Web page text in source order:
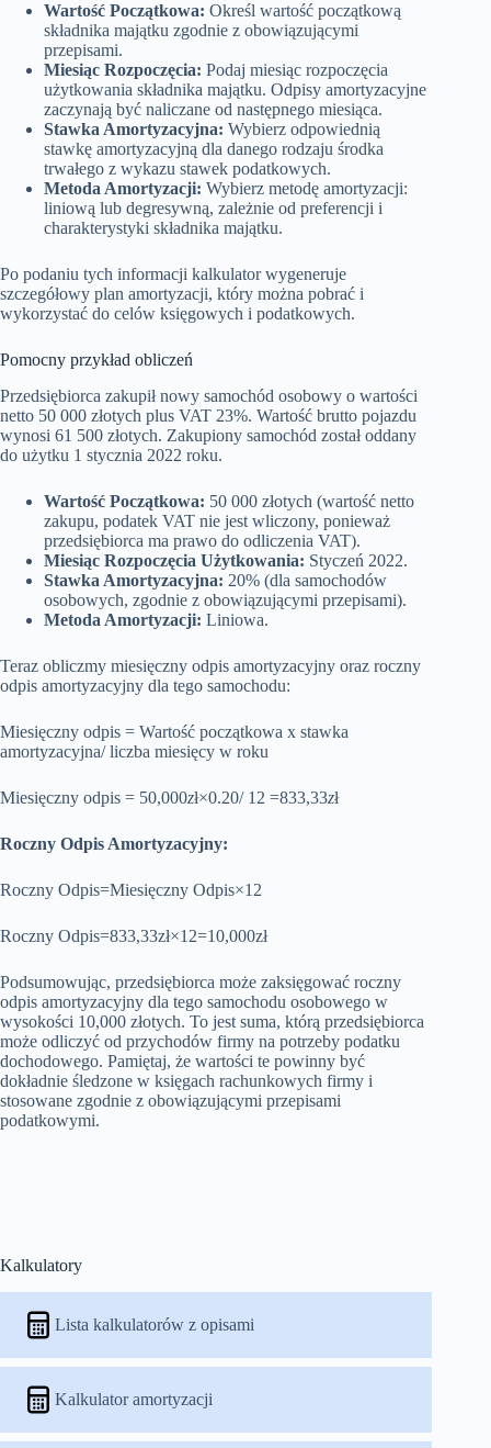
Wartość Początkowa: Określ wartość początkową
składnika majątku zgodnie z obowiązującymi
przepisami.
Miesiąc Rozpoczęcia: Podaj miesiąc rozpoczęcia
użytkowania składnika majątku. Odpisy amortyzacyjne
zaczynają być naliczane od następnego miesiąca.
Stawka Amortyzacyjna: Wybierz odpowiednią
stawkę amortyzacyjną dla danego rodzaju środka
trwałego z wykazu stawek podatkowych.
Metoda Amortyzacji: Wybierz metodę amortyzacji:
liniową lub degresywną, zależnie od preferencji i
charakterystyki składnika majątku.
Po podaniu tych informacji kalkulator wygeneruje
szczegółowy plan amortyzacji, który można pobrać i
wykorzystać do celów księgowych i podatkowych.
Pomocny przykład obliczeń
Przedsiębiorca zakupił nowy samochód osobowy o wartości
netto 50 000 złotych plus VAT 23%. Wartość brutto pojazdu
wynosi 61 500 złotych. Zakupiony samochód został oddany
do użytku 1 stycznia 2022 roku.
Wartość Początkowa: 50 000 złotych (wartość netto
zakupu, podatek VAT nie jest wliczony, ponieważ
przedsiębiorca ma prawo do odliczenia VAT).
Miesiąc Rozpoczęcia Użytkowania: Styczeń 2022.
Stawka Amortyzacyjna: 20% (dla samochodów
osobowych, zgodnie z obowiązującymi przepisami).
Metoda Amortyzacji: Liniowa.
Teraz obliczmy miesięczny odpis amortyzacyjny oraz roczny
odpis amortyzacyjny dla tego samochodu:
Miesięczny odpis = Wartość początkowa x stawka
amortyzacyjna/ liczba miesięcy w roku
Miesięczny odpis = 50,000zł×0.20/ 12 =833,33zł
Roczny Odpis Amortyzacyjny:
Roczny Odpis=Miesięczny Odpis×12
Roczny Odpis=833,33zł×12=10,000zł
Podsumowując, przedsiębiorca może zaksięgować roczny
odpis amortyzacyjny dla tego samochodu osobowego w
wysokości 10,000 złotych. To jest suma, którą przedsiębiorca
może odliczyć od przychodów firmy na potrzeby podatku
dochodowego. Pamiętaj, że wartości te powinny być
dokładnie śledzone w księgach rachunkowych firmy i
stosowane zgodnie z obowiązującymi przepisami
podatkowymi.
Kalkulatory
Lista kalkulatorów z opisami
Kalkulator amortyzacji